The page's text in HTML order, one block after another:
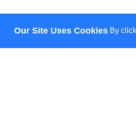
Our Site Uses Cookies By